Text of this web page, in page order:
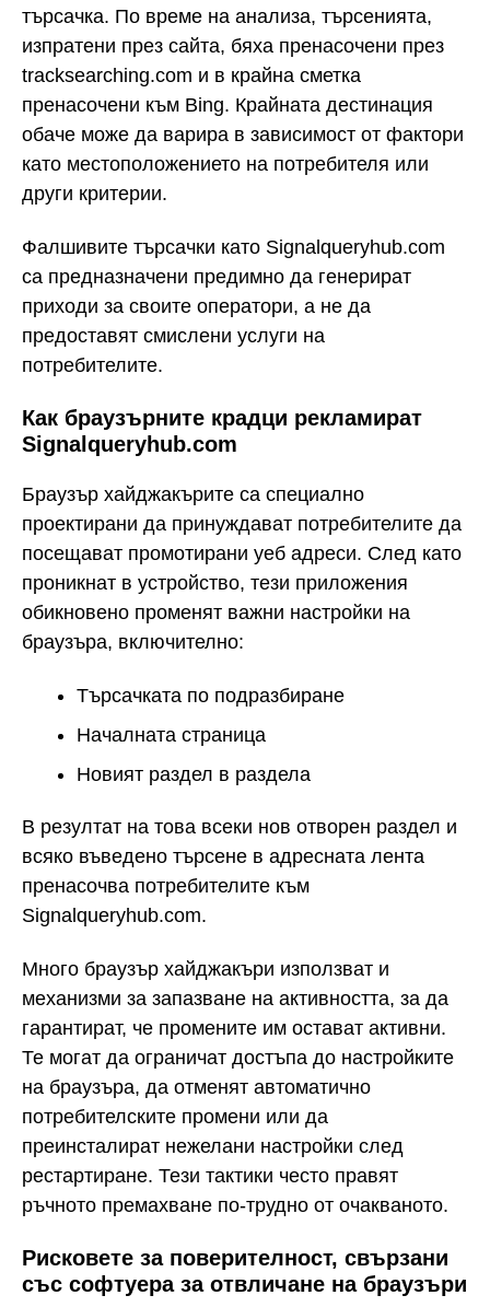
търсачка. По време на анализа, търсенията,
изпратени през сайта, бяха пренасочени през
tracksearching.com и в крайна сметка
пренасочени към Bing. Крайната дестинация
обаче може да варира в зависимост от фактори
като местоположението на потребителя или
други критерии.
Фалшивите търсачки като Signalqueryhub.com
са предназначени предимно да генерират
приходи за своите оператори, а не да
предоставят смислени услуги на
потребителите.
Как браузърните крадци рекламират
Signalqueryhub.com
Браузър хайджакърите са специално
проектирани да принуждават потребителите да
посещават промотирани уеб адреси. След като
проникнат в устройство, тези приложения
обикновено променят важни настройки на
браузъра, включително:
Търсачката по подразбиране
Началната страница
Новият раздел в раздела
В резултат на това всеки нов отворен раздел и
всяко въведено търсене в адресната лента
пренасочва потребителите към
Signalqueryhub.com.
Много браузър хайджакъри използват и
механизми за запазване на активността, за да
гарантират, че промените им остават активни.
Те могат да ограничат достъпа до настройките
на браузъра, да отменят автоматично
потребителските промени или да
преинсталират нежелани настройки след
рестартиране. Тези тактики често правят
ръчното премахване по-трудно от очакваното.
Рисковете за поверителност, свързани
със софтуера за отвличане на браузъри